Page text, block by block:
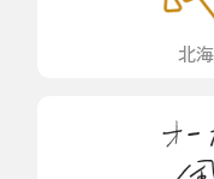
北